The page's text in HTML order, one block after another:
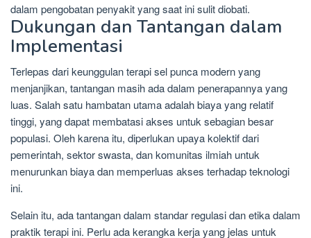
dalam pengobatan penyakit yang saat ini sulit diobati.
Dukungan dan Tantangan dalam
Implementasi
Terlepas dari keunggulan terapi sel punca modern yang
menjanjikan, tantangan masih ada dalam penerapannya yang
luas. Salah satu hambatan utama adalah biaya yang relatif
tinggi, yang dapat membatasi akses untuk sebagian besar
populasi. Oleh karena itu, diperlukan upaya kolektif dari
pemerintah, sektor swasta, dan komunitas ilmiah untuk
menurunkan biaya dan memperluas akses terhadap teknologi
ini.
Selain itu, ada tantangan dalam standar regulasi dan etika dalam
praktik terapi ini. Perlu ada kerangka kerja yang jelas untuk